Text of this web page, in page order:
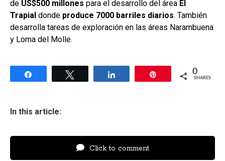
de US$500 millones para el desarrollo del área El
Trapial donde produce 7000 barriles diarios. También
desarrolla tareas de exploración en las áreas Narambuena
y Loma del Molle.
0
SHARES
In this article:
Click to comment